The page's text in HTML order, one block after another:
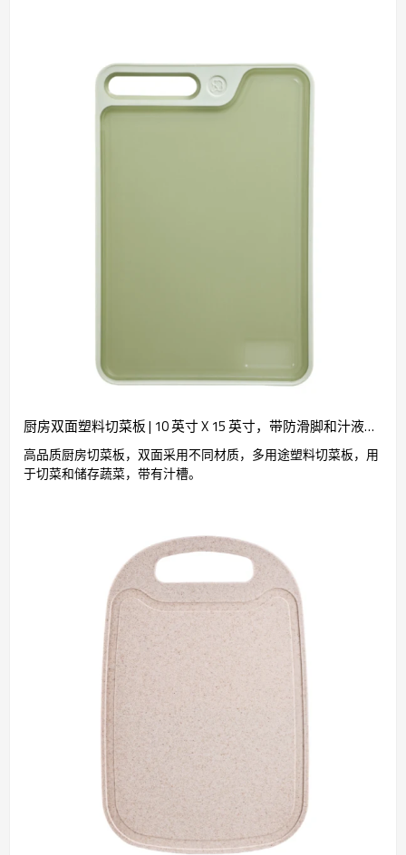
厨房双面塑料切菜板 | 10 英寸 X 15 英寸，带防滑脚和汁液收集器。
高品质厨房切菜板，双面采用不同材质，多用途塑料切菜板，用
于切菜和储存蔬菜，带有汁槽。